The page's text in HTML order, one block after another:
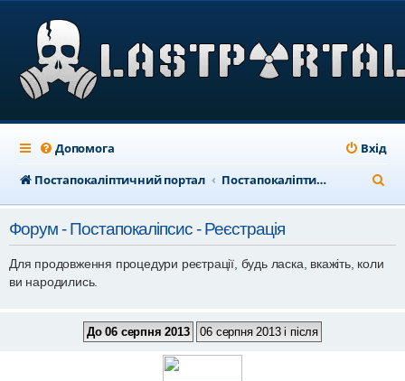
Допомога
Вхід
Постапокаліптичний портал
Постапокаліптичний форум
о
Форум - Постапокаліпсис - Реєстрація
Для продовження процедури реєтрації, будь ласка, вкажіть, коли
ви народились.